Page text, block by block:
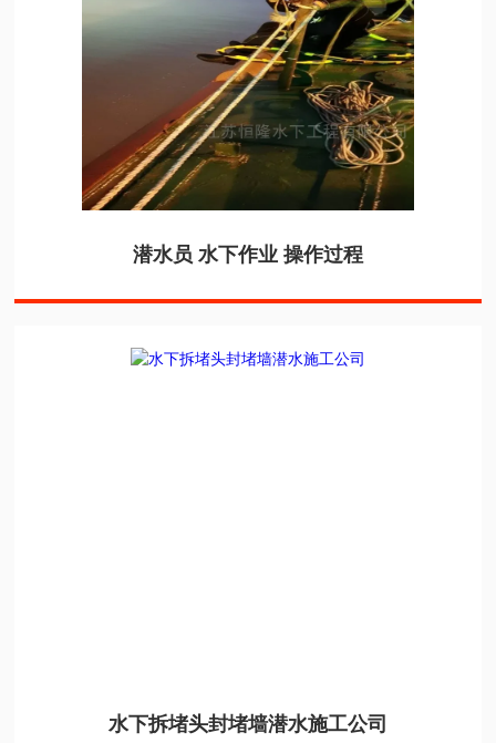
潜水员 水下作业 操作过程
水下拆堵头封堵墙潜水施工公司